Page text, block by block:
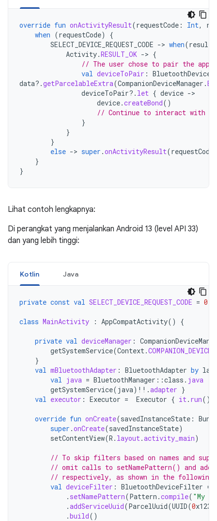
override fun onActivityResult(requestCode : Int,
when (requestCode)
{
SELECT_DEVICE_REQUEST_CODE -> when(
Activity.RESULT_OK -> {
// The user chose to pair the app
val deviceToPair :
data?.getParcelableExtra(CompanionDeviceManager .
deviceToPair?. let { device -
device.createBond()
// Continue to interact with
}
}
}
else -> super .onActivityResult(requestCode
}
}
Lihat contoh lengkapnya:
Di perangkat yang menjalankan Android 13 (level API 33)
dan yang lebih tinggi:
Kotlin Java
private const val SELECT_DEVICE_REQUEST_CODE = 0
class MainActivity : AppCompatActivity() {
private val deviceManager :
getSystemService(Context .
}
val mBluetoothAdapter : BluetoothAdapter by
val
java = BluetoothManager ::class . java
getSystemService( java) !! .adapter }
val executor : Executor = Executor { it . run()
override fun onCreate(savedInstanceState :
super .onCreate(savedInstanceState)
setContentView(R . layout .activity_main)
// To skip filters based on names and
// omit calls to setNamePattern() and
// respectively, as shown in the following
val deviceFilter : BluetoothDeviceFilter =
. setNamePattern(Pattern .compile( "My
.addServiceUuid(ParcelUuid(UUID(0
.build()